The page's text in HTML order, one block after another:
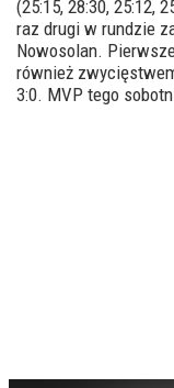
(25:15, 28:30, 25:12,
raz drugi w rundzie
Nowosolan.
również
3:0. MVP tego